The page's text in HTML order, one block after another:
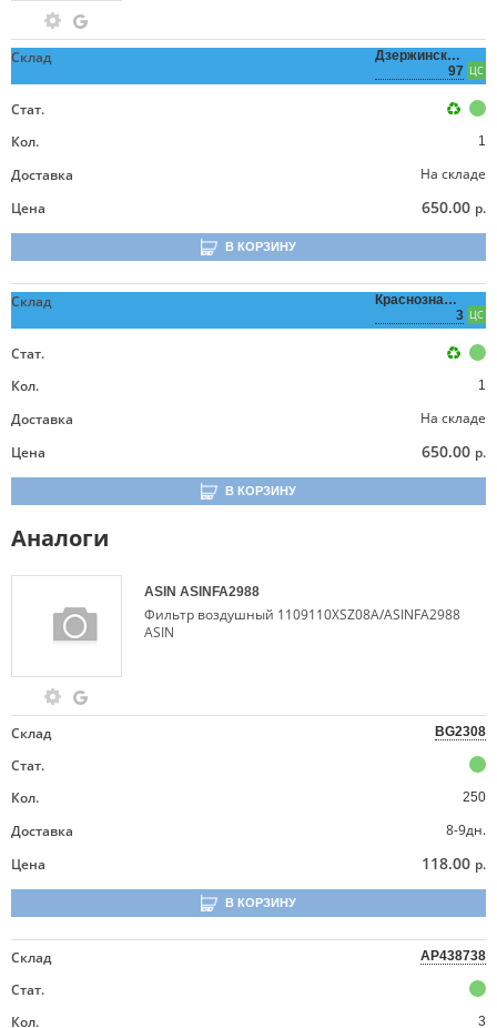
Склад
Дзержинского,
97 ЦС
Стат.
Кол.
1
Доставка
На складе
Цена
650.00 р.
В КОРЗИНУ
Склад
Краснознаменная,
3 ЦС
Стат.
Кол.
1
Доставка
На складе
Цена
650.00 р.
В КОРЗИНУ
Аналоги
ASIN ASINFA2988
Фильтр воздушный 1109110XSZ08A/ASINFA2988
ASIN
Склад BG2308
Стат.
Кол.
250
Доставка
8-9дн.
Цена
118.00 р.
В КОРЗИНУ
Склад AP438738
Стат.
Кол.
3